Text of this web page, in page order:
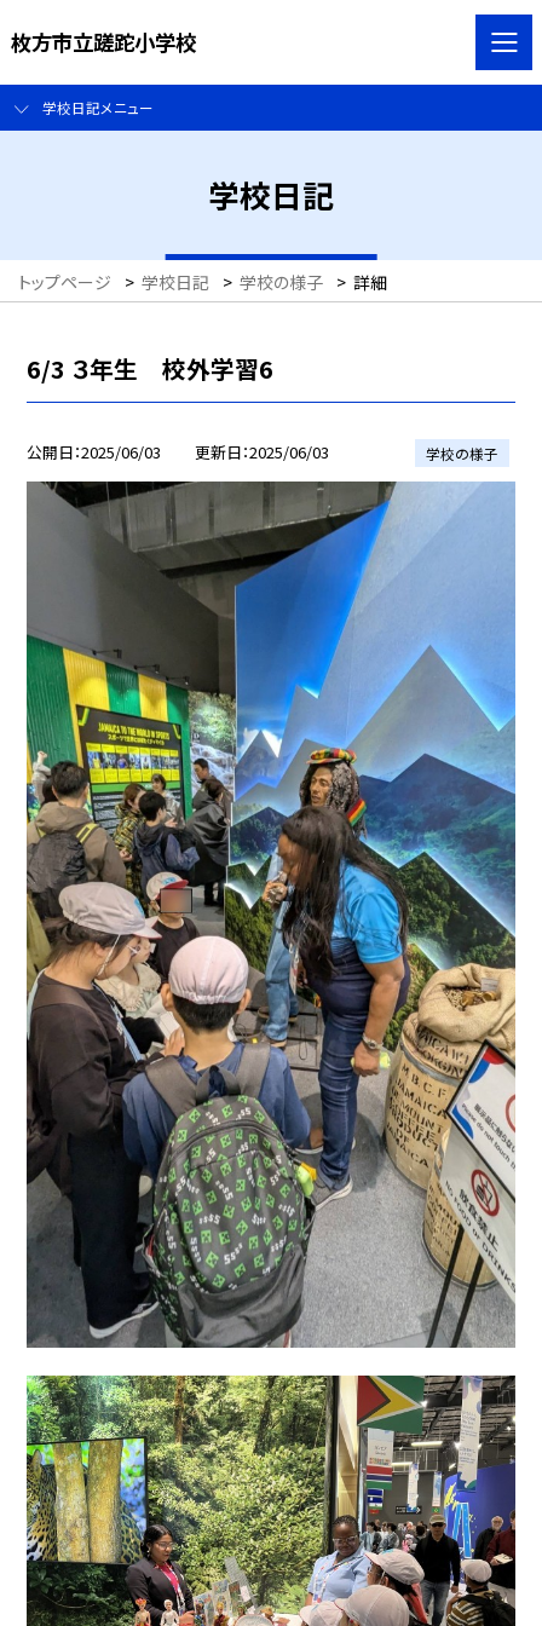
枚方市立蹉跎小学校
学校日記メニュー
学校日記
トップページ > 学校日記 > 学校の様子 > 詳細
6/3 ３年生 校外学習6
公開日 2025/06/03 更新日 2025/06/03 学校の様子